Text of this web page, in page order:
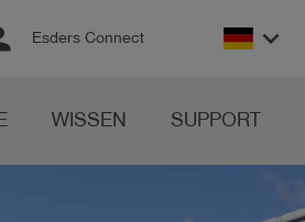
Esders Connect keyboard_arrow_down
WISSEN SUPPORT